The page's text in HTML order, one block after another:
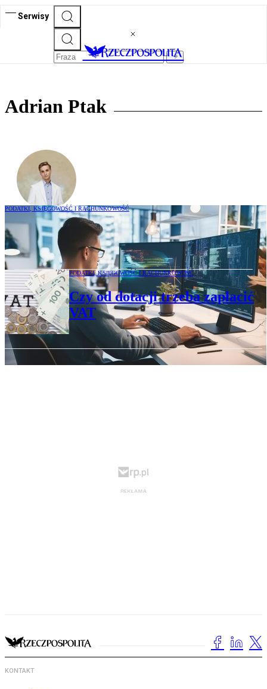
Serwisy
Adrian Ptak
PODATKI, KSIĘGOWOŚĆ I RACHUNKOWOŚĆ
Opodatkowanie eksportu usług
informatycznych
PODATKI, KSIĘGOWOŚĆ I RACHUNKOWOŚĆ
Czy od dotacji trzeba zapłacić
VAT
KONTAKT